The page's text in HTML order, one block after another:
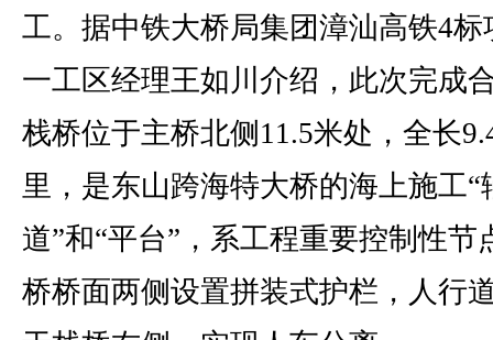
工。据中铁大桥局集团漳汕高铁4标
一工区经理王如川介绍，此次完成
栈桥位于主桥北侧11.5米处，全长
里，是东山跨海特大桥的海上施工“
道”和“平台”，系工程重要控制性节
桥桥面两侧设置拼装式护栏，人行